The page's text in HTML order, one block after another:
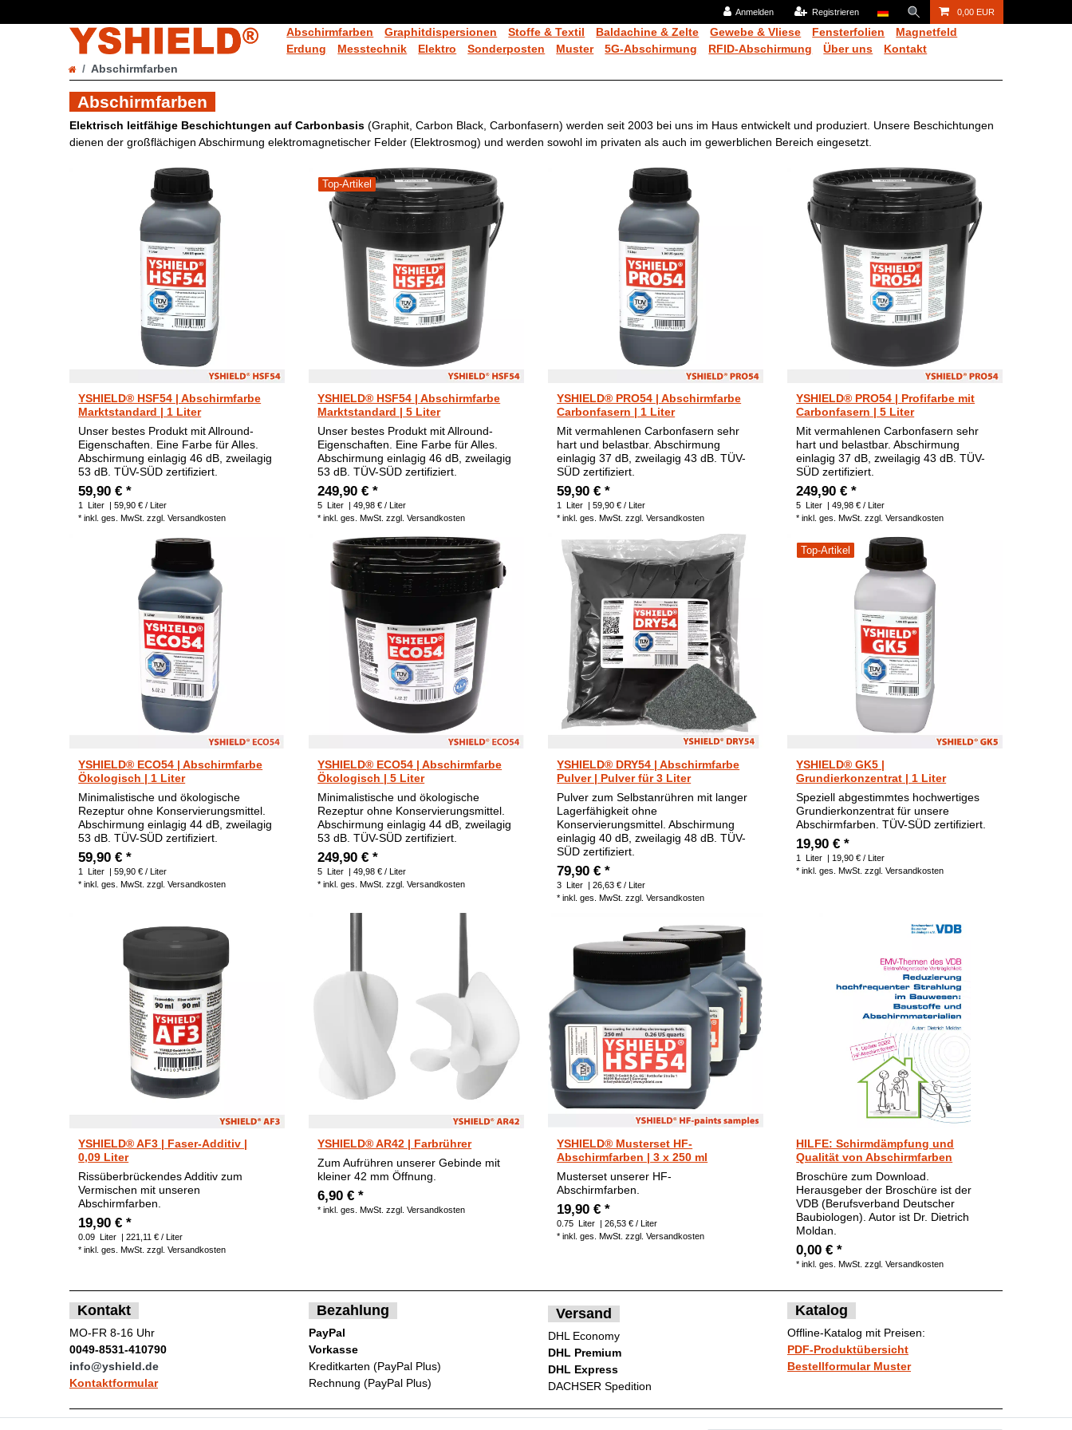
Anmelden Registrieren 0,00 EUR
Abschirmfarben Graphitdispersionen Stoffe & Textil Baldachine & Zelte Gewebe & Vliese Fensterfolien
Magnetfeld
Erdung
Messtechnik Elektro Sonderposten Muster 5G-Abschirmung RFID-Abschirmung Über uns
Kontakt
Abschirmfarben
Abschirmfarben
Elektrisch leitfähige Beschichtungen auf Carbonbasis (Graphit, Carbon Black, Carbonfasern) werden seit 2003 bei uns im Haus entwickelt und produziert. Unsere Beschichtungen
dienen der großflächigen Abschirmung elektromagnetischer Felder (Elektrosmog) und werden sowohl im privaten als auch im gewerblichen Bereich eingesetzt.
YSHIELD® HSF54 | Abschirmfarbe
Marktstandard | 1 Liter
Unser bestes Produkt mit Allround-
Eigenschaften. Eine Farbe für Alles.
Abschirmung einlagig 46 dB, zweilagig
53 dB. TÜV-SÜD zertifiziert.
59,90 € *
1 Liter | 59,90 € / Liter
*inkl. ges. MwSt. zzgl.Versandkosten
Top-Artikel
YSHIELD® HSF54 | Abschirmfarbe
Marktstandard | 5 Liter
Unser bestes Produkt mit Allround-
Eigenschaften. Eine Farbe für Alles.
Abschirmung einlagig 46 dB, zweilagig
53 dB. TÜV-SÜD zertifiziert.
249,90 € *
5 Liter | 49,98 € / Liter
*inkl. ges. MwSt. zzgl.Versandkosten
YSHIELD® PRO54 | Abschirmfarbe
Carbonfasern | 1 Liter
Mit vermahlenen Carbonfasern sehr
hart und belastbar. Abschirmung
einlagig 37 dB, zweilagig 43 dB. TÜV-
SÜD zertifiziert.
59,90 € *
1 Liter | 59,90 € / Liter
*inkl. ges. MwSt. zzgl.Versandkosten
YSHIELD® PRO54 | Profifarbe mit
Carbonfasern | 5 Liter
Mit vermahlenen Carbonfasern sehr
hart und belastbar. Abschirmung
einlagig 37 dB, zweilagig 43 dB. TÜV-
SÜD zertifiziert.
249,90 € *
5 Liter | 49,98 € / Liter
*inkl. ges. MwSt. zzgl.Versandkosten
YSHIELD® ECO54 | Abschirmfarbe
Ökologisch | 1 Liter
Minimalistische und ökologische
Rezeptur ohne Konservierungsmittel.
Abschirmung einlagig 44 dB, zweilagig
53 dB. TÜV-SÜD zertifiziert.
59,90 € *
1 Liter | 59,90 € / Liter
*inkl. ges. MwSt. zzgl.Versandkosten
YSHIELD® ECO54 | Abschirmfarbe
Ökologisch | 5 Liter
Minimalistische und ökologische
Rezeptur ohne Konservierungsmittel.
Abschirmung einlagig 44 dB, zweilagig
53 dB. TÜV-SÜD zertifiziert.
249,90 € *
5 Liter | 49,98 € / Liter
*inkl. ges. MwSt. zzgl.Versandkosten
YSHIELD® DRY54 | Abschirmfarbe
Pulver | Pulver für 3 Liter
Pulver zum Selbstanrühren mit langer
Lagerfähigkeit ohne
Konservierungsmittel. Abschirmung
einlagig 40 dB, zweilagig 48 dB. TÜV-
SÜD zertifiziert.
79,90 € *
3 Liter | 26,63 € / Liter
*inkl. ges. MwSt. zzgl.Versandkosten
Top-Artikel
YSHIELD® GK5 |
Grundierkonzentrat | 1 Liter
Speziell abgestimmtes hochwertiges
Grundierkonzentrat für unsere
Abschirmfarben. TÜV-SÜD zertifiziert.
19,90 € *
1 Liter | 19,90 € / Liter
*inkl. ges. MwSt. zzgl.Versandkosten
YSHIELD® AF3 | Faser-Additiv |
0,09 Liter
Rissüberbrückendes Additiv zum
Vermischen mit unseren
Abschirmfarben.
19,90 € *
0.09 Liter | 221,11 € / Liter
*inkl. ges. MwSt. zzgl.Versandkosten
YSHIELD® AR42 | Farbrührer
Zum Aufrühren unserer Gebinde mit
kleiner 42 mm Öffnung.
6,90 € *
*inkl. ges. MwSt. zzgl.Versandkosten
YSHIELD® Musterset HF-
Abschirmfarben | 3 x 250 ml
Musterset unserer HF-
Abschirmfarben.
19,90 € *
0.75 Liter | 26,53 € / Liter
*inkl. ges. MwSt. zzgl.Versandkosten
HILFE: Schirmdämpfung und
Qualität von Abschirmfarben
Broschüre zum Download.
Herausgeber der Broschüre ist der
VDB (Berufsverband Deutscher
Baubiologen). Autor ist Dr. Dietrich
Moldan.
0,00 € *
*inkl. ges. MwSt. zzgl.Versandkosten
Kontakt
MO-FR 8-16 Uhr
0049-8531-410790
info@yshield.de
Kontaktformular
Bezahlung
PayPal
Vorkasse
Kreditkarten (PayPal Plus)
Rechnung (PayPal Plus)
Versand
DHL Economy
DHL Premium
DHL Express
DACHSER Spedition
Katalog
Offline-Katalog mit Preisen:
PDF-Produktübersicht
Bestellformular Muster